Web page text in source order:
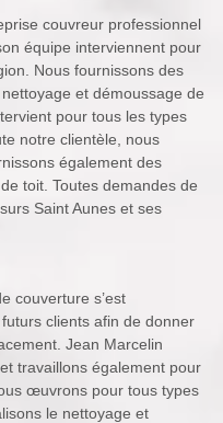
couvreur professionnel
équipe interviennent pour
Nous fournissons des
et démoussage de
pour tous les types
notre clientèle, nous
également des
toit. Toutes demandes de
Saint Aunes et ses
couverture s’est
clients afin de donner
Jean Marcelin
travaillons également pour
œuvrons pour tous types
le nettoyage et